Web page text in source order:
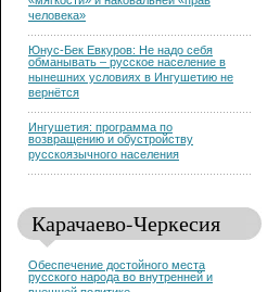
человека»
Юнус-Бек Евкуров: Не надо себя
обманывать – русское население в
нынешних условиях в Ингушетию не
вернётся
Ингушетия: программа по
возвращению и обустройству
русскоязычного населения
Карачаево-Черкесия
Обеспечение достойного места
русского народа во внутренней и